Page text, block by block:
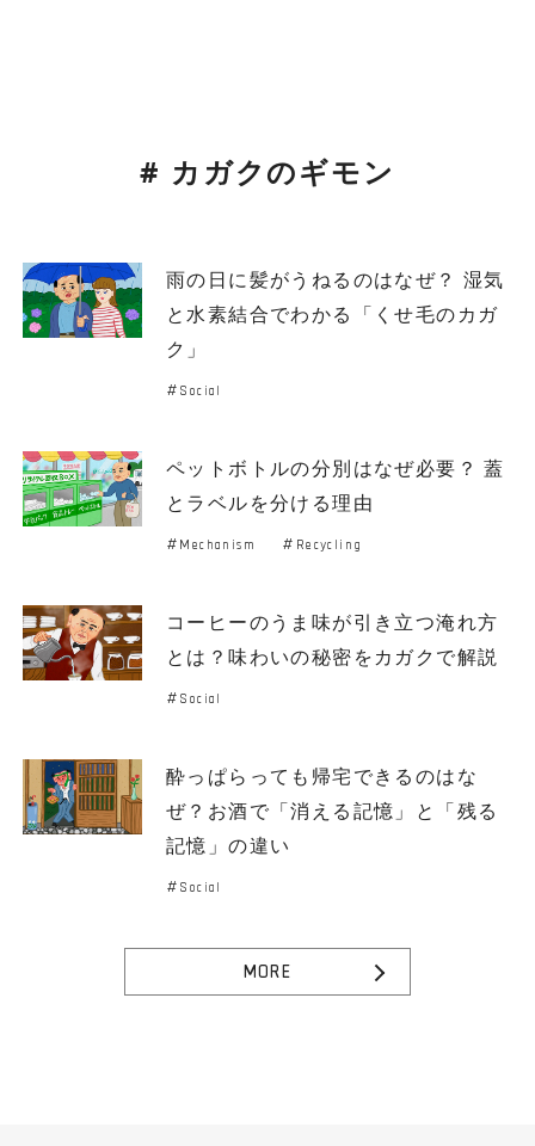
# カガクのギモン
雨の日に髪がうねるのはなぜ？ 湿気
と水素結合でわかる「くせ毛のカガ
ク」
Social
ペットボトルの分別はなぜ必要？ 蓋
とラベルを分ける理由
Mechanism Recycling
コーヒーのうま味が引き立つ淹れ方
とは？味わいの秘密をカガクで解説
Social
酔っぱらっても帰宅できるのはな
ぜ？お酒で「消える記憶」と「残る
記憶」の違い
Social
MORE